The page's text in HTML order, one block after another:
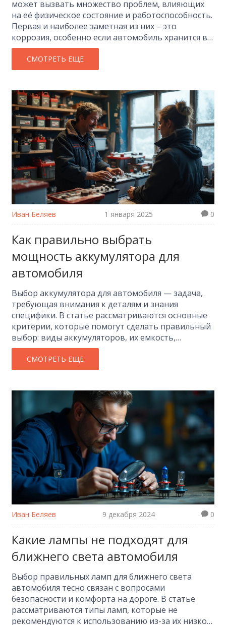
может вызвать множество проблем, влияющих
на её физическое состояние и работоспособность.
Первая и наиболее заметная из них – это
коррозия, особенно если автомобиль хранится в
неблагоприятных условиях. Также могут
пострадать система подачи топлива,
аккумулятор и резиновые детали. Соблюдение
проблем.
СМОТРЕТЬ ЕЩЕ
Иван Беляев 1 января 2025 0
Как правильно выбрать
мощность аккумулятора для
автомобиля
Выбор аккумулятора для автомобиля — задача,
требующая внимания к деталям и знания
специфики. В статье рассматриваются основные
критерии, которые помогут сделать правильный
выбор: виды аккумуляторов, их емкость,
напряжение и параметры, которые стоит
принимать в учет. Знание этих нюансов позволит
избежать проблем с запуском двигателя,
советы от экспертов и реальные примеры из
жизни автомобилистов. Отправьтесь в магазин с
уверенностью и вернитесь с покупкой, которая
вас не подведет.
СМОТРЕТЬ ЕЩЕ
Иван Беляев 9 декабря 2024 0
Какие лампы не подходят для
ближнего света автомобиля
Выбор правильных ламп для ближнего света
автомобиля тесно связан с вопросами
безопасности и комфорта на дороге. В статье
рассматриваются типы ламп, которые не
рекомендуются к использованию из-за их низкой